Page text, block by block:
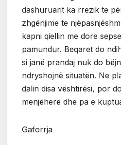
dashuruarit ka rrezik te
zhgënjime te
kapni qiellin me dore
pamundur. Beqaret do
si janë prandaj nuk do
ndryshojnë situatën. Ne
dalin disa vështirësi, por
menjëherë dhe pa e
Gaforrja